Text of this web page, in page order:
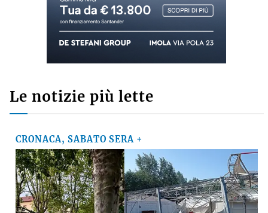
Commenti recenti
Ausl di Imola, robot chirurgico a mille, Poli della
Fondazione Crimola: «Continueremo a
sostenere il progetto»
MARCO M.su
VIDEO - Incendio nell'area della Recter a ridosso
della Stazione ecologica Hera di via Brenta
MARCOsu